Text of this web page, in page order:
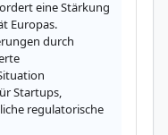
eine Stärkung
Europas.
durch
Startups,
regulatorische